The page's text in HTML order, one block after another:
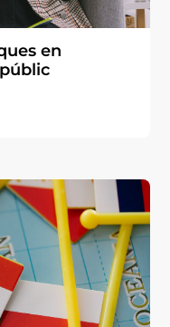
en